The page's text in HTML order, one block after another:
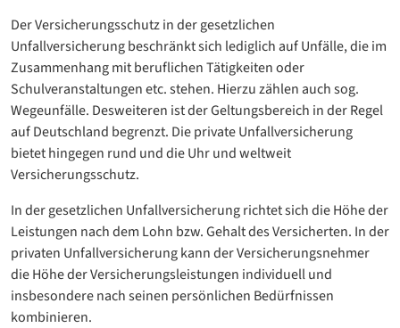
Der Versicherungsschutz in der gesetzlichen
Unfallversicherung beschränkt sich lediglich auf Unfälle, die im
Zusammenhang mit beruflichen Tätigkeiten oder
Schulveranstaltungen etc. stehen. Hierzu zählen auch sog.
Wegeunfälle. Desweiteren ist der Geltungsbereich in der Regel
auf Deutschland begrenzt. Die private Unfallversicherung
bietet hingegen rund und die Uhr und weltweit
Versicherungsschutz.
In der gesetzlichen Unfallversicherung richtet sich die Höhe der
Leistungen nach dem Lohn bzw. Gehalt des Versicherten. In der
privaten Unfallversicherung kann der Versicherungsnehmer
die Höhe der Versicherungsleistungen individuell und
insbesondere nach seinen persönlichen Bedürfnissen
kombinieren.